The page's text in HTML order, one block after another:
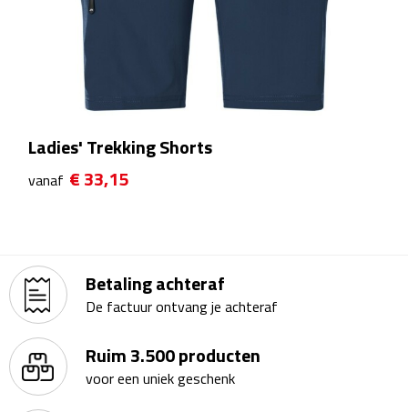
Kalenders
Beurs & Evenementen
Barmatten
Visitekaartjes
Vlaggen
Bureau Toebehoren
Ladies' Trekking Shorts
vanaf € 33,15
Betaling achteraf
De factuur ontvang je achteraf
Ruim 3.500 producten
voor een uniek geschenk